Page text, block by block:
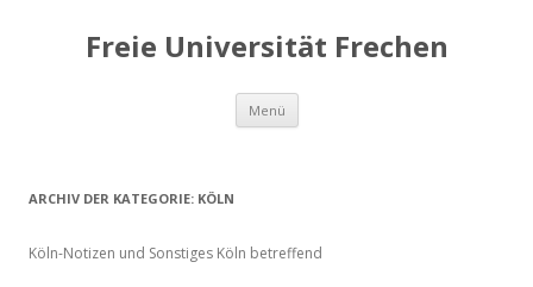
Freie Universität Frechen
Menü Zum
springen
ARCHIV DER KATEGORIE: KÖLN
Köln-Notizen und Sonstiges Köln betreffend